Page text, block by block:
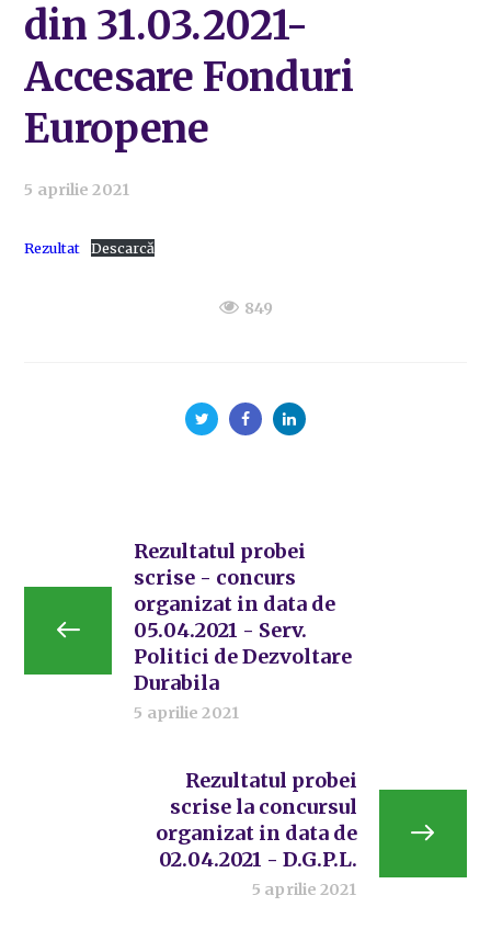
din 31.03.2021-
Accesare Fonduri
Europene
5 aprilie 2021
Rezultat Descarcă
849
Rezultatul probei
scrise - concurs
organizat in data de
05.04.2021 - Serv.
Politici de Dezvoltare
Durabila
5 aprilie 2021
Rezultatul probei
scrise la concursul
organizat in data de
02.04.2021 - D.G.P.L.
5 aprilie 2021